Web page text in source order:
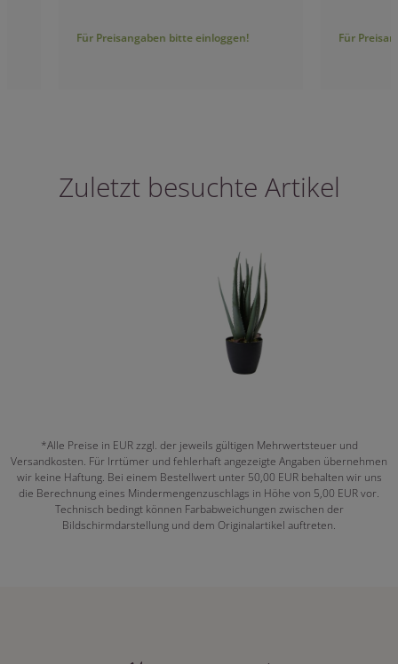
Für Preisangaben bitte einloggen! Für Preisangaben
Zuletzt besuchte Artikel
*Alle Preise in EUR zzgl. der jeweils gültigen Mehrwertsteuer und
Versandkosten. Für Irrtümer und fehlerhaft angezeigte Angaben übernehmen
wir keine Haftung. Bei einem Bestellwert unter 50,00 EUR behalten wir uns
die Berechnung eines Mindermengenzuschlags in Höhe von 5,00 EUR vor.
Technisch bedingt können Farbabweichungen zwischen der
Bildschirmdarstellung und dem Originalartikel auftreten.